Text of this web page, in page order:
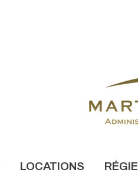
LOCATIONS RÉGIE